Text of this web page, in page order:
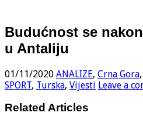
Budućnost se
u Antaliju
01/11/2020 ANALIZE, Crna Gora,
SPORT, Turska, Vijesti Leave a
Related Articles